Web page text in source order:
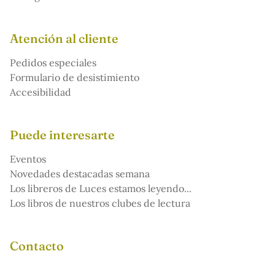
Atención al cliente
Pedidos especiales
Formulario de desistimiento
Accesibilidad
Puede interesarte
Eventos
Novedades destacadas semana
Los libreros de Luces estamos leyendo...
Los libros de nuestros clubes de lectura
Contacto